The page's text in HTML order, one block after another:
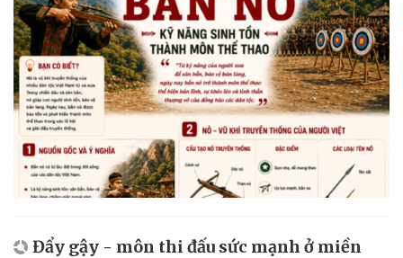
Đẩy gậy - môn thi đấu sức mạnh ở miền